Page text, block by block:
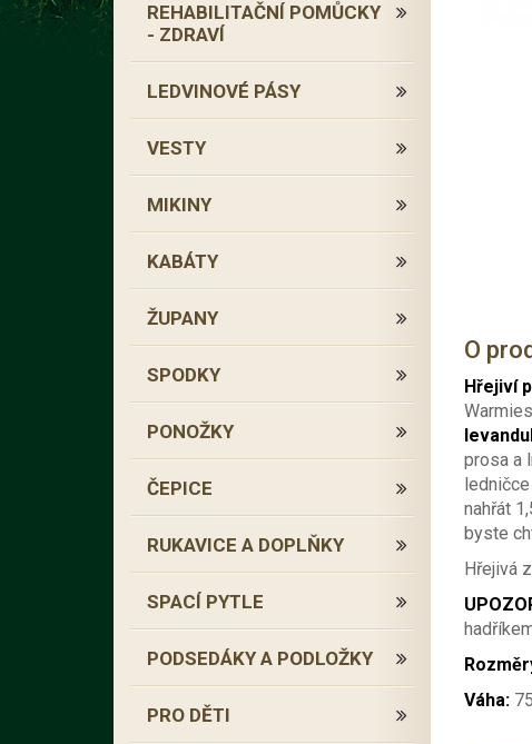
REHABILITAČNÍ POMŮCKY
- ZDRAVÍ
LEDVINOVÉ PÁSY
VESTY
MIKINY
KABÁTY
ŽUPANY
SPODKY
PONOŽKY
ČEPICE
RUKAVICE A DOPLŇKY
SPACÍ PYTLE
PODSEDÁKY A PODLOŽKY
PRO DĚTI
O
Hřejiví
prosa a
nahřát
byste
Hřejivá
Váha: